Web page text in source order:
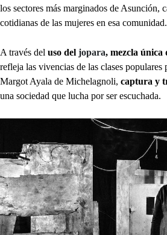
los sectores más marginados de Asunción,
cotidianas de las mujeres en esa comunidad.
A través del uso del jopara, mezcla única
refleja las vivencias de las clases populares
Margot Ayala de Michelagnoli, captura y
una sociedad que lucha por ser escuchada.